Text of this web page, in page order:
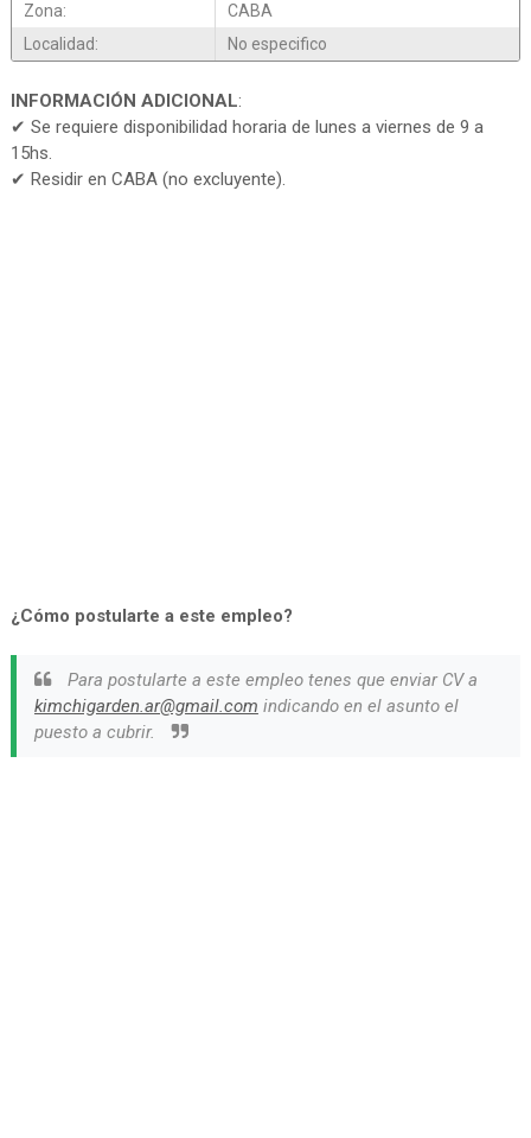
Zona:
CABA
Localidad:
No especifico
INFORMACIÓN ADICIONAL:
✔ Se requiere disponibilidad horaria de lunes a viernes de 9 a
15hs.
✔ Residir en CABA (no excluyente).
¿Cómo postularte a este empleo?
Para postularte a este empleo tenes que enviar CV a
kimchigarden.ar@gmail.com indicando en el asunto el
puesto a cubrir.